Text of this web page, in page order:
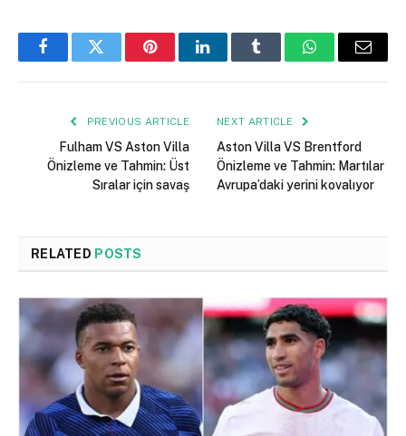
FacebookTwitter PinterestLinkedInTumblr WhatsAppEmail
PREVIOUS ARTICLE
Fulham VS Aston Villa
Önizleme ve Tahmin: Üst
Sıralar için savaş
NEXT ARTICLE
Aston Villa VS Brentford
Önizleme ve Tahmin: Martılar
Avrupa’daki yerini kovalıyor
RELATED POSTS